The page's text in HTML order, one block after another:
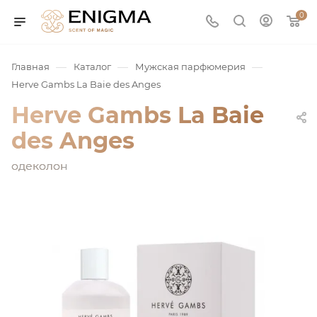
0
Главная — Каталог — Мужская парфюмерия —
Herve Gambs La Baie des Anges
Herve Gambs La Baie
des Anges
одеколон